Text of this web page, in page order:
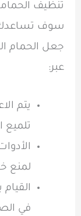
تنظيف
سوف تساعدك
جعل الحمام
عبر:
يتم
تلميع
لمنع
في